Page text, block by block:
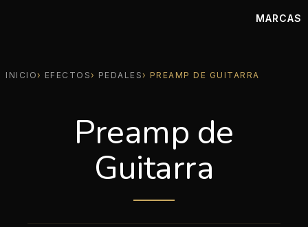
MARCAS
INICIO EFECTOS PEDALES PREAMP DE GUITARRA
Preamp de
Guitarra